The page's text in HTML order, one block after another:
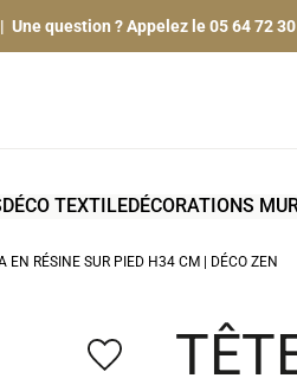
question ? Appelez le 05 64 72
DÉCO TEXTILEDÉCORATIONS
EN RÉSINE SUR PIED H34 CM | DÉCO ZEN
favorite_border